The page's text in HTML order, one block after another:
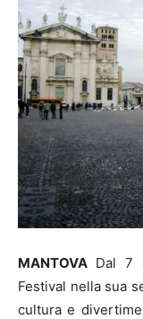
MANTOVA Dal 7
Festival nella sua
cultura e